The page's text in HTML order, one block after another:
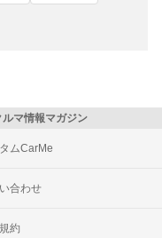
マ情報マガジン
ムCarMe
合わせ
約